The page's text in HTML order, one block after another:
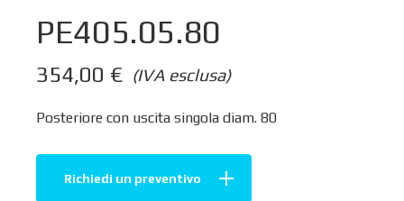
PE405.05.80
(IVA esclusa)
354,00 €
Posteriore con uscita singola diam. 80
Richiedi un preventivo